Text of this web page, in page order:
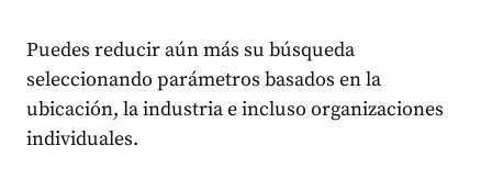
Puedes reducir aún más su búsqueda
seleccionando parámetros basados ​​en la
ubicación, la industria e incluso organizaciones
individuales.